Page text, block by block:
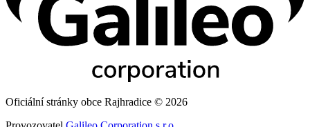
Oficiální stránky obce Rajhradice © 2026